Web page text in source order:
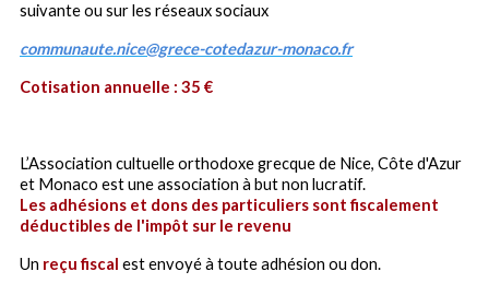
suivante ou sur les réseaux sociaux
communaute.nice@grece-cotedazur-monaco.fr
Cotisation annuelle : 35 €
L’Association cultuelle orthodoxe grecque de Nice, Côte d'Azur
et Monaco est une association à but non lucratif.
Les adhésions et dons des particuliers sont fiscalement
déductibles de l'impôt sur le revenu
Un reçu fiscal est envoyé à toute adhésion ou don.